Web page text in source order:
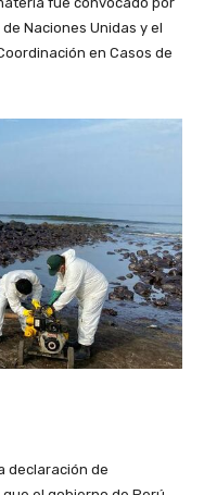
Naciones Unidas y el
en Casos de
declaración de